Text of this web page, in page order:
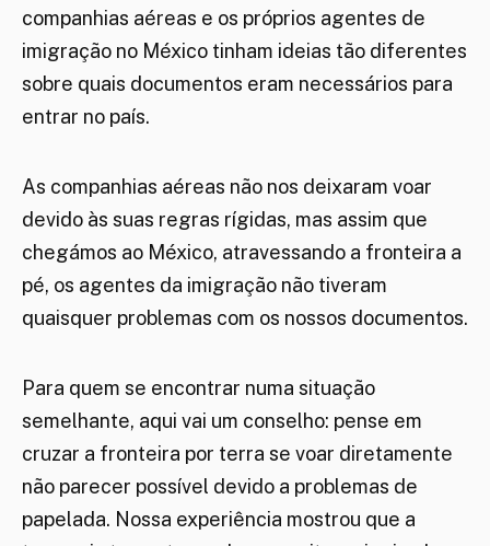
companhias aéreas e os próprios agentes de
imigração no México tinham ideias tão diferentes
sobre quais documentos eram necessários para
entrar no país.
As companhias aéreas não nos deixaram voar
devido às suas regras rígidas, mas assim que
chegámos ao México, atravessando a fronteira a
pé, os agentes da imigração não tiveram
quaisquer problemas com os nossos documentos.
Para quem se encontrar numa situação
semelhante, aqui vai um conselho: pense em
cruzar a fronteira por terra se voar diretamente
não parecer possível devido a problemas de
papelada. Nossa experiência mostrou que a